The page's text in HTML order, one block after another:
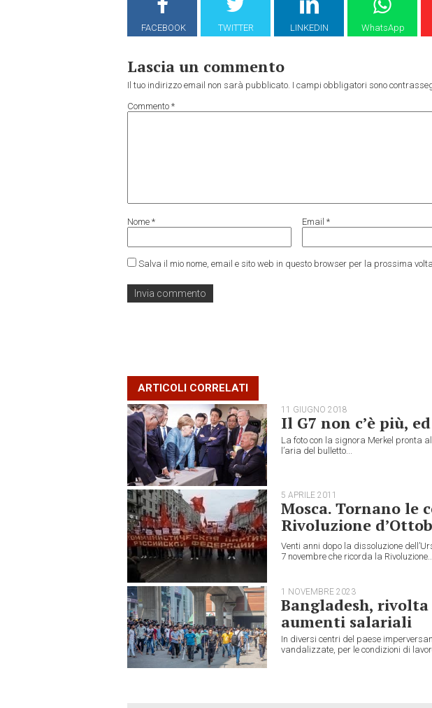
FACEBOOK TWITTER LINKEDIN WhatsApp
Lascia un commento
Il tuo indirizzo email non sarà pubblicato. I campi obbligatori sono
Commento *
Nome * Email *
Salva il mio nome, email e sito web in questo browser per la prossima volta
ARTICOLI CORRELATI
11 GIUGNO 2018
Il G7 non c’è più,
La foto con la signora Merkel pronta
l’aria del bulletto...
5 APRILE 2011
Mosca. Tornano le
Rivoluzione
Venti anni dopo la dissoluzione
7 novembre che ricorda la
1 NOVEMBRE 2023
Bangladesh,
aumenti salariali
In diversi centri del paese
vandalizzate, per le condizioni di